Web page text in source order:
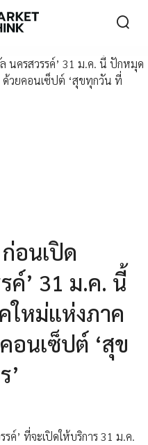
อนเปิด
ค์’ 31 ม.ค. นี้
ใหม่แห่งภาค
อนเซ็ปต์ ‘สุข
’
ค์’ ที่จะเปิดให้บริการ 31 ม.ค.